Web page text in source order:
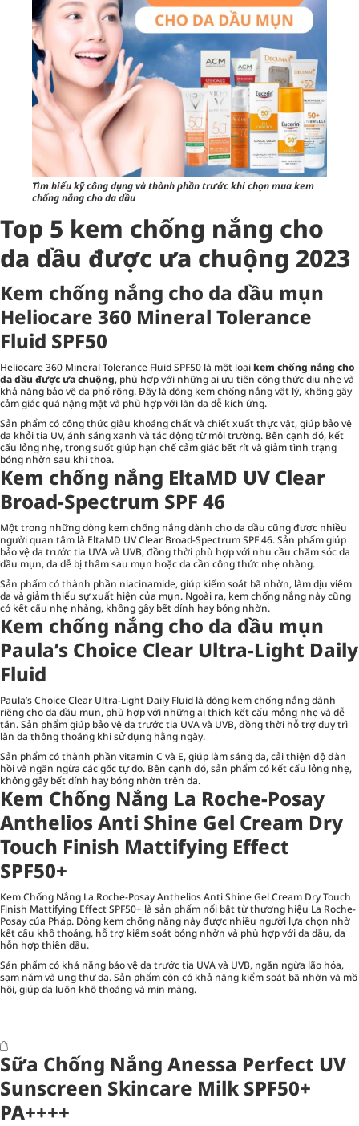
Tìm hiểu kỹ công dụng và thành phần trước khi chọn mua kem
chống nắng cho da dầu
Top 5 kem chống nắng cho
da dầu được ưa chuộng 2023
Kem chống nắng cho da dầu mụn
Heliocare 360 Mineral Tolerance
Fluid SPF50
Heliocare 360 Mineral Tolerance Fluid SPF50 là một loạikem chống nắng cho
da dầu được ưa chuộng, phù hợp với những ai ưu tiên công thức dịu nhẹ và
khả năng bảo vệ da phổ rộng. Đây là dòng kem chống nắng vật lý, không gây
cảm giác quá nặng mặt và phù hợp với làn da dễ kích ứng.
Sản phẩm có công thức giàu khoáng chất và chiết xuất thực vật, giúp bảo vệ
da khỏi tia UV, ánh sáng xanh và tác động từ môi trường. Bên cạnh đó, kết
cấu lỏng nhẹ, trong suốt giúp hạn chế cảm giác bết rít và giảm tình trạng
bóng nhờn sau khi thoa.
Kem chống nắng EltaMD UV Clear
Broad-Spectrum SPF 46
Một trong những dòng kem chống nắng dành cho da dầu cũng được nhiều
người quan tâm là EltaMD UV Clear Broad-Spectrum SPF 46. Sản phẩm giúp
bảo vệ da trước tia UVA và UVB, đồng thời phù hợp với nhu cầu chăm sóc da
dầu mụn, da dễ bị thâm sau mụn hoặc da cần công thức nhẹ nhàng.
Sản phẩm có thành phần niacinamide, giúp kiểm soát bã nhờn, làm dịu viêm
da và giảm thiểu sự xuất hiện của mụn. Ngoài ra, kem chống nắng này cũng
có kết cấu nhẹ nhàng, không gây bết dính hay bóng nhờn.
Kem chống nắng cho da dầu mụn
Paula’s Choice Clear Ultra-Light Daily
Fluid
Paula’s Choice Clear Ultra-Light Daily Fluid là dòng kem chống nắng dành
riêng cho da dầu mụn, phù hợp với những ai thích kết cấu mỏng nhẹ và dễ
tán. Sản phẩm giúp bảo vệ da trước tia UVA và UVB, đồng thời hỗ trợ duy trì
làn da thông thoáng khi sử dụng hằng ngày.
Sản phẩm có thành phần vitamin C và E, giúp làm sáng da, cải thiện độ đàn
hồi và ngăn ngừa các gốc tự do. Bên cạnh đó, sản phẩm có kết cấu lỏng nhẹ,
không gây bết dính hay bóng nhờn trên da.
Kem Chống Nắng La Roche-Posay
Anthelios Anti Shine Gel Cream Dry
Touch Finish Mattifying Effect
SPF50+
Kem Chống Nắng La Roche-Posay Anthelios Anti Shine Gel Cream Dry Touch
Finish Mattifying Effect SPF50+ là sản phẩm nổi bật từ thương hiệu La Roche-
Posay của Pháp. Dòng kem chống nắng này được nhiều người lựa chọn nhờ
kết cấu khô thoáng, hỗ trợ kiểm soát bóng nhờn và phù hợp với da dầu, da
hỗn hợp thiên dầu.
Sản phẩm có khả năng bảo vệ da trước tia UVA và UVB, ngăn ngừa lão hóa,
sạm nám và ung thư da. Sản phẩm còn có khả năng kiểm soát bã nhờn và mồ
hôi, giúp da luôn khô thoáng và mịn màng.
Sữa Chống Nắng Anessa Perfect UV
Sunscreen Skincare Milk SPF50+
PA++++